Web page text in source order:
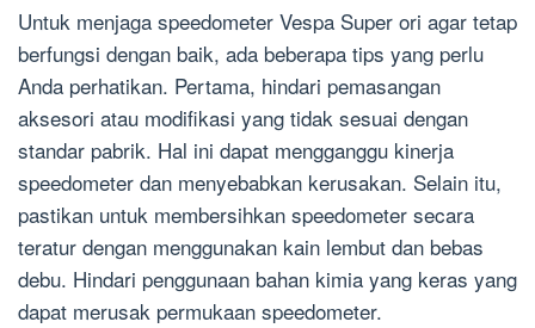
Untuk menjaga speedometer Vespa Super ori agar tetap
berfungsi dengan baik, ada beberapa tips yang perlu
Anda perhatikan. Pertama, hindari pemasangan
aksesori atau modifikasi yang tidak sesuai dengan
standar pabrik. Hal ini dapat mengganggu kinerja
speedometer dan menyebabkan kerusakan. Selain itu,
pastikan untuk membersihkan speedometer secara
teratur dengan menggunakan kain lembut dan bebas
debu. Hindari penggunaan bahan kimia yang keras yang
dapat merusak permukaan speedometer.